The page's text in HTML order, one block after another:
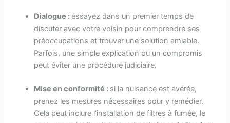
Dialogue :essayez dans un premier temps de
discuter avec votre voisin pour comprendre ses
préoccupations et trouver une solution amiable.
Parfois, une simple explication ou un compromis
peut éviter une procédure judiciaire.
Mise en conformité : si la nuisance est avérée,
prenez les mesures nécessaires pour y remédier.
Cela peut inclure l’installation de filtres à fumée, le